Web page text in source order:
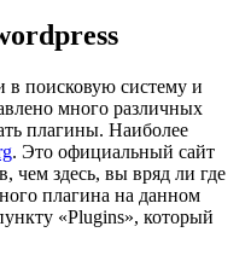
в поисковую систему и
много различных
плагины. Наиболее
. Это официальный сайт
чем здесь, вы вряд ли где
плагина на данном
«Plugins», который